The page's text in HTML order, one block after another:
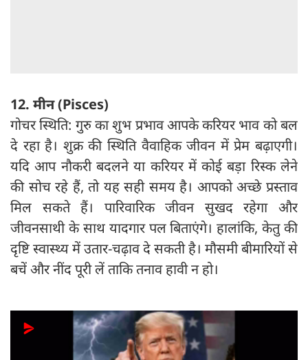
12. मीन (Pisces)
गोचर स्थिति: गुरु का शुभ प्रभाव आपके करियर भाव को बल
दे रहा है। शुक्र की स्थिति वैवाहिक जीवन में प्रेम बढ़ाएगी।
यदि आप नौकरी बदलने या करियर में कोई बड़ा रिस्क लेने
की सोच रहे हैं, तो यह सही समय है। आपको अच्छे प्रस्ताव
मिल सकते हैं। पारिवारिक जीवन सुखद रहेगा और
जीवनसाथी के साथ यादगार पल बिताएंगे। हालांकि, केतु की
दृष्टि स्वास्थ्य में उतार-चढ़ाव दे सकती है। मौसमी बीमारियों से
बचें और नींद पूरी लें ताकि तनाव हावी न हो।